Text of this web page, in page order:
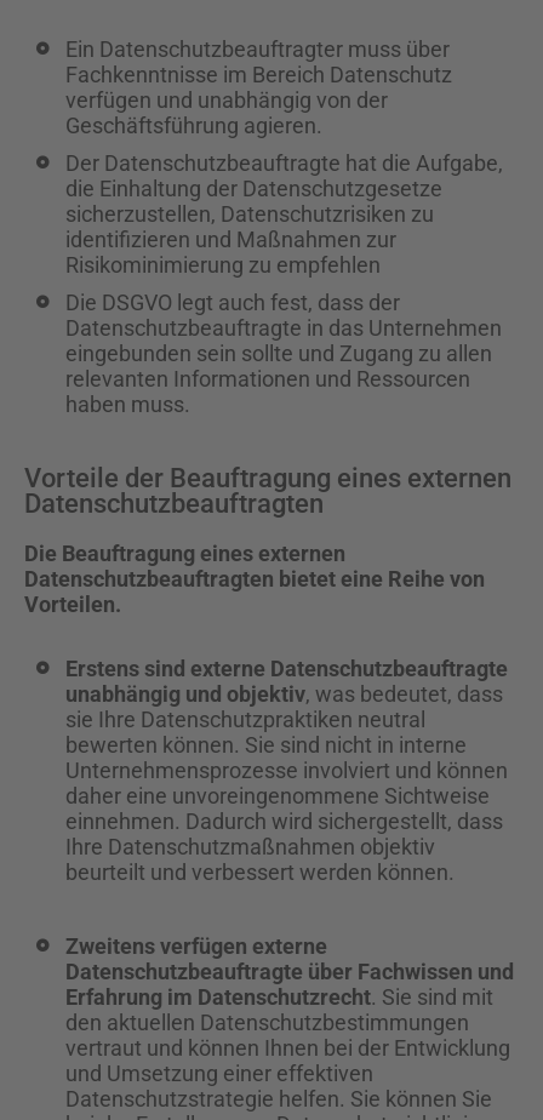
Ein Datenschutzbeauftragter muss über
Fachkenntnisse im Bereich Datenschutz
verfügen und unabhängig von der
Geschäftsführung agieren.
Der Datenschutzbeauftragte hat die Aufgabe,
die Einhaltung der Datenschutzgesetze
sicherzustellen, Datenschutzrisiken zu
identifizieren und Maßnahmen zur
Risikominimierung zu empfehlen
Die DSGVO legt auch fest, dass der
Datenschutzbeauftragte in das Unternehmen
eingebunden sein sollte und Zugang zu allen
relevanten Informationen und Ressourcen
haben muss.
Vorteile der Beauftragung eines externen
Datenschutzbeauftragten
Die Beauftragung eines externen
Datenschutzbeauftragten bietet eine Reihe von
Vorteilen.
Erstens sind externe Datenschutzbeauftragte
unabhängig und objektiv, was bedeutet, dass
sie Ihre Datenschutzpraktiken neutral
bewerten können. Sie sind nicht in interne
Unternehmensprozesse involviert und können
daher eine unvoreingenommene Sichtweise
einnehmen. Dadurch wird sichergestellt, dass
Ihre Datenschutzmaßnahmen objektiv
beurteilt und verbessert werden können.
Zweitens verfügen externe
Datenschutzbeauftragte über Fachwissen und
Erfahrung im Datenschutzrecht. Sie sind mit
den aktuellen Datenschutzbestimmungen
vertraut und können Ihnen bei der Entwicklung
und Umsetzung einer effektiven
Datenschutzstrategie helfen. Sie können Sie